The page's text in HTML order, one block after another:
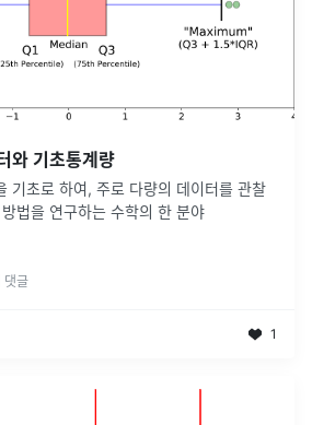
와 기초통계량
기초로 하여, 주로 다량의 데이터를 관찰
법을 연구하는 수학의 한 분야
댓글
1